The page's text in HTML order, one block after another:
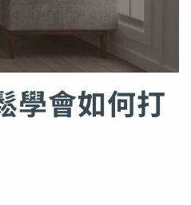
學會如何打